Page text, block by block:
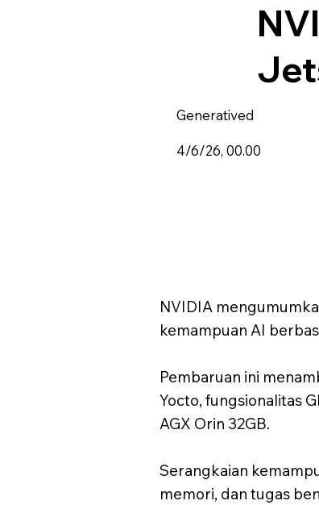
Generatived
4/6/26, 00.00
NVIDIA
kemampuan AI
Pembaruan ini
Yocto, fungsionalitas
AGX Orin 32GB.
Serangkaian
memori, dan tugas